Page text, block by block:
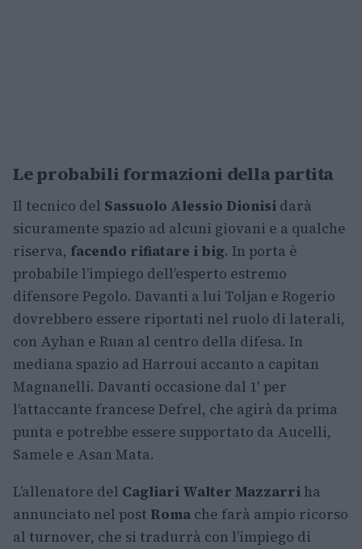
Le probabili formazioni della partita
Il tecnico del Sassuolo Alessio Dionisi darà
sicuramente spazio ad alcuni giovani e a qualche
riserva, facendo rifiatare i big. In porta è
probabile l’impiego dell’esperto estremo
difensore Pegolo. Davanti a lui Toljan e Rogerio
dovrebbero essere riportati nel ruolo di laterali,
con Ayhan e Ruan al centro della difesa. In
mediana spazio ad Harroui accanto a capitan
Magnanelli. Davanti occasione dal 1′ per
l’attaccante francese Defrel, che agirà da prima
punta e potrebbe essere supportato da Aucelli,
Samele e Asan Mata.
L’allenatore del Cagliari Walter Mazzarri ha
annunciato nel post Roma che farà ampio ricorso
al turnover, che si tradurrà con l’impiego di